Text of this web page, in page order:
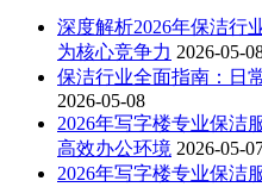
深度解析2026年保洁行
为核心竞争力 2026-05-
保洁行业全面指南：日
2026-05-08
2026年写字楼专业保洁
高效办公环境 2026-05-
2026年写字楼专业保洁